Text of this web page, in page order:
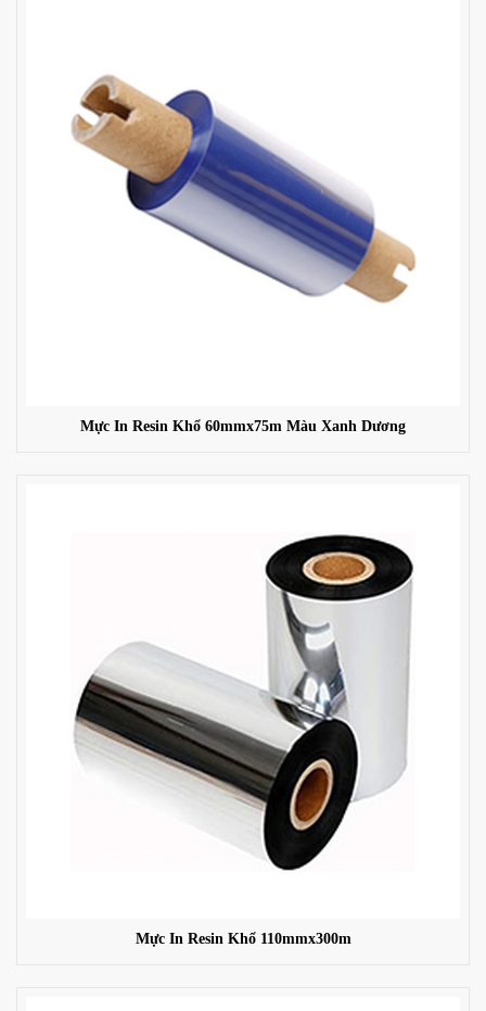
Mực In Resin Khổ 60mmx75m Màu Xanh Dương
Mực In Resin Khổ 110mmx300m